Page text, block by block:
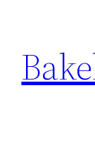
inhoud